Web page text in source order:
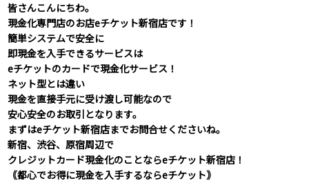
皆さんこんにちわ。
現金化専門店のお店eチケット新宿店です！
簡単システムで安全に
即現金を入手できるサービスは
eチケットのカードで現金化サービス！
ネット型とは違い
現金を直接手元に受け渡し可能なので
安心安全のお取引となります。
まずはeチケット新宿店までお問合せくださいね。
新宿、渋谷、原宿周辺で
クレジットカード現金化のことならeチケット新宿店！
｟都心でお得に現金を入手するならeチケット｠